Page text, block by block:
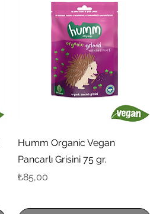
Hızlı Bakış
Humm Organic Vegan
Pancarlı Grisini 75 gr.
Fiyat
₺85,00